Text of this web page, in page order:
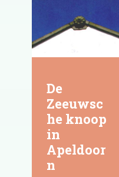
De
Zeeuwsc
he knoop
in
Apeldoor
n